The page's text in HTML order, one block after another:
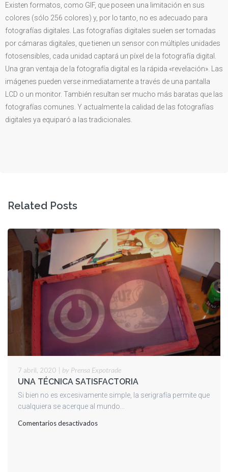
Existen formatos, como GIF, que poseen una limitación en sus
colores (sólo 256 colores) y, por lo tanto, no es adecuado para
fotografías digitales. Las fotografías digitales suelen ser tomadas
por cámaras digitales, que tienen un sensor con múltiples unidades
fotosensibles, cada unidad captará un píxel de la fotografía digital.
Una gran ventaja de la fotografía digital es la rápida «revelación». Las
imágenes pueden verse inmediatamente a través de una pantalla
LCD o un monitor. También resultan ser mucho más baratas que las
fotografías comunes. Y actualmente la calidad de las fotografías
digitales ya equiparó a las tradicionales.
Related Posts
7 abril, 2020 | by Prensa Expotrade
UNA TÉCNICA SATISFACTORIA
Si bien no es excesivamente simple, la serigrafía permite que
cualquiera se acerque al mundo...
Comentarios desactivadosen